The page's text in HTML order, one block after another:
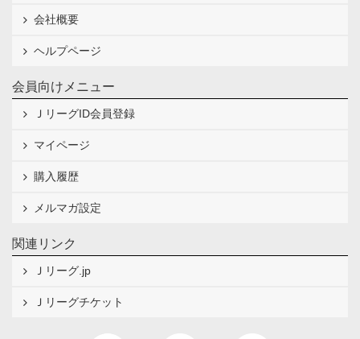
会社概要
ヘルプページ
会員向けメニュー
ＪリーグID会員登録
マイページ
購入履歴
メルマガ設定
関連リンク
Ｊリーグ.jp
Ｊリーグチケット